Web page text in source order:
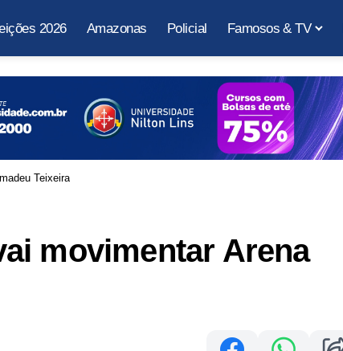
2026 Amazonas Policial Famosos & TV
Teixeira
movimentar Arena